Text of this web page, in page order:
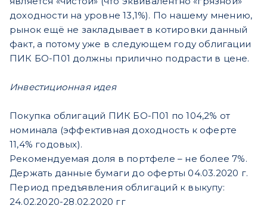
доходности на уровне 13,1%). По нашему мнению,
рынок ещё не закладывает в котировки данный
факт, а потому уже в следующем году облигации
ПИК БО-П01 должны прилично подрасти в цене.
Инвестиционная идея
Покупка облигаций ПИК БО-П01 по 104,2% от
номинала (эффективная доходность к оферте
11,4% годовых).
Рекомендуемая доля в портфеле – не более 7%.
Держать данные бумаги до оферты 04.03.2020 г.
Период предъявления облигаций к выкупу:
24.02.2020-28.02.2020 гг